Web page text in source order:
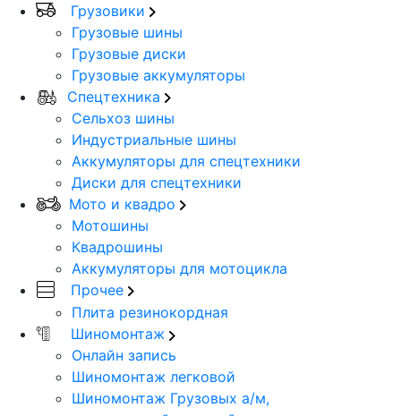
Грузовики
Грузовые шины
Грузовые диски
Грузовые аккумуляторы
Спецтехника
Сельхоз шины
Индустриальные шины
Аккумуляторы для спецтехники
Диски для спецтехники
Мото и квадро
Мотошины
Квадрошины
Аккумуляторы для мотоцикла
Прочее
Плита резинокордная
Шиномонтаж
Онлайн запись
Шиномонтаж легковой
Шиномонтаж Грузовых а/м,